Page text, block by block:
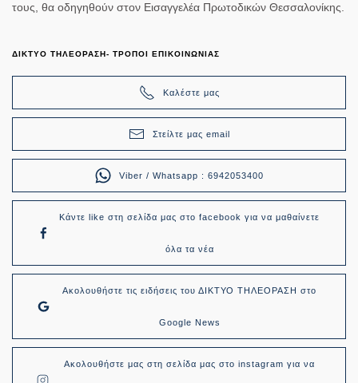
τους, θα οδηγηθούν στον Εισαγγελέα Πρωτοδικών Θεσσαλονίκης.
ΔΙΚΤΥΟ ΤΗΛΕΟΡΑΣΗ- ΤΡΟΠΟΙ ΕΠΙΚΟΙΝΩΝΙΑΣ
Καλέστε μας
Στείλτε μας email
Viber / Whatsapp : 6942053400
Κάντε like στη σελίδα μας στο facebook για να μαθαίνετε
όλα τα νέα
Ακολουθήστε τις ειδήσεις του ΔΙΚΤΥΟ ΤΗΛΕΟΡΑΣΗ στο
Google News
Ακολουθήστε μας στη σελίδα μας στο instagram για να